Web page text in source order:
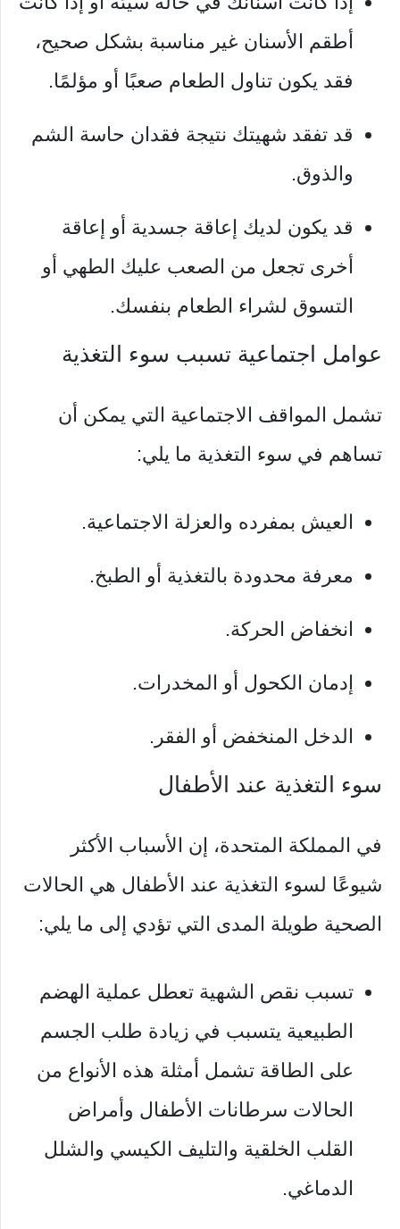
أطقم الأسنان غير مناسبة بشكل صحيح،
فقد يكون تناول الطعام صعبًا أو مؤلمًا.
قد تفقد شهيتك نتيجة فقدان حاسة الشم
والذوق.
قد يكون لديك إعاقة جسدية أو إعاقة
أخرى تجعل من الصعب عليك الطهي أو
التسوق لشراء الطعام بنفسك.
عوامل اجتماعية تسبب سوء التغذية
تشمل المواقف الاجتماعية التي يمكن أن
تساهم في سوء التغذية ما يلي:
العيش بمفرده والعزلة الاجتماعية.
معرفة محدودة بالتغذية أو الطبخ.
انخفاض الحركة.
إدمان الكحول أو المخدرات.
الدخل المنخفض أو الفقر.
سوء التغذية عند الأطفال
في المملكة المتحدة، إن الأسباب الأكثر
شيوعًا لسوء التغذية عند الأطفال هي الحالات
الصحية طويلة المدى التي تؤدي إلى ما يلي:
تسبب نقص الشهية تعطل عملية الهضم
الطبيعية يتسبب في زيادة طلب الجسم
على الطاقة تشمل أمثلة هذه الأنواع من
الحالات سرطانات الأطفال وأمراض
القلب الخلقية والتليف الكيسي والشلل
الدماغي.